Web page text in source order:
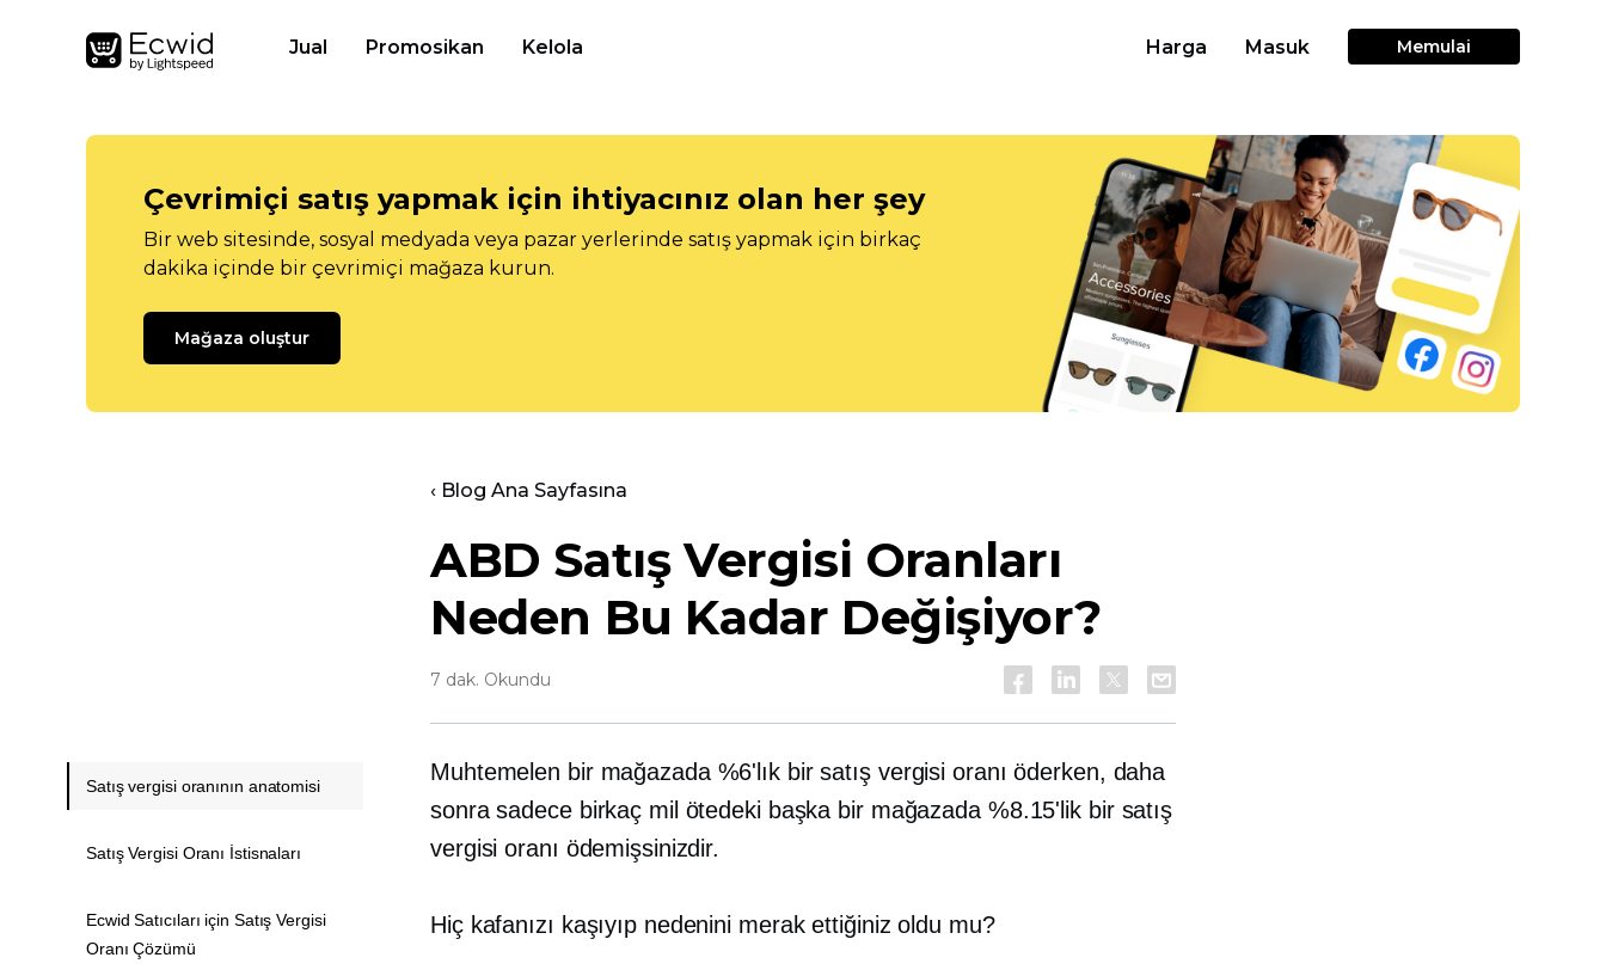
Jual Promosikan Kelola Harga Masuk Memulai
Çevrimiçi satış yapmak için ihtiyacınız olan her şey
Bir web sitesinde, sosyal medyada veya pazar yerlerinde satış yapmak için birkaç
dakika içinde bir çevrimiçi mağaza kurun.
Mağaza oluştur
‹ Blog Ana Sayfasına
ABD Satış Vergisi Oranları
Neden Bu Kadar Değişiyor?
7 dak. Okundu
Muhtemelen bir mağazada %6'lık bir satış vergisi oranı öderken, daha
sonra sadece birkaç mil ötedeki başka bir mağazada %8.15'lik bir satış
vergisi oranı ödemişsinizdir.
Hiç kafanızı kaşıyıp nedenini merak ettiğiniz oldu mu?
Satış vergisi oranının anatomisi
Satış Vergisi Oranı İstisnaları
Ecwid Satıcıları için Satış Vergisi
Oranı Çözümü